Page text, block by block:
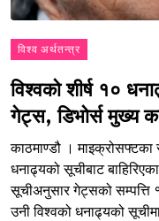
विश्व अर्थतन्त्र
विश्वको शीर्ष १०
गेट्स, डिभोर्स मुख्य
काठमाण्डौ ।
धनाढ्यको सूचीबाट
सूचीअनुसार गेट्सको
उनी विश्वको धनाढ्यको